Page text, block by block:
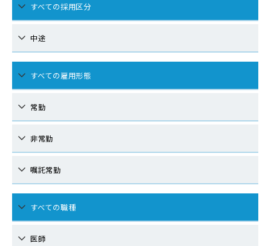
すべての採用区分
中途
すべての雇用形態
常勤
非常勤
嘱託常勤
すべての職種
医師